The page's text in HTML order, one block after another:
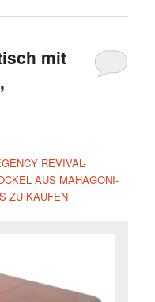
mit
REVIVAL-
AUS MAHAGONI-
ZU KAUFEN